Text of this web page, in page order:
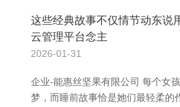
这些经典故事不仅情节动东说
云管理平台念主
2026-01-31
企业-能惠丝坚果有限公司 每个女
梦，而睡前故事恰是她们最轻柔的